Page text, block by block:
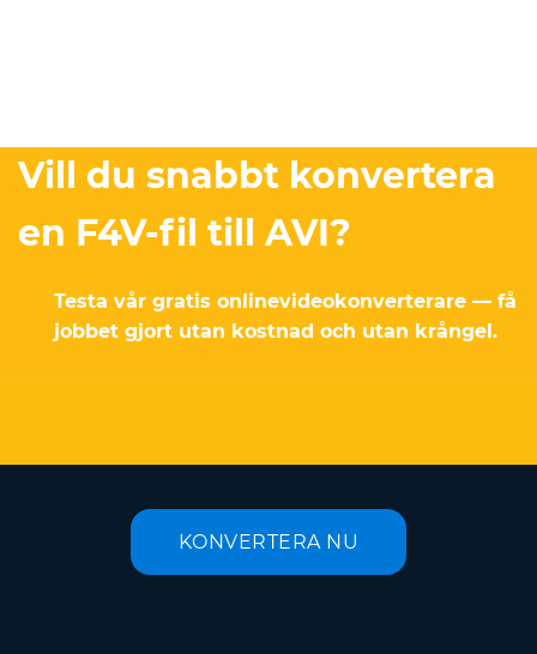
Vill du snabbt konvertera
en F4V-fil till AVI?
Testa vår gratis onlinevideokonverterare — få
jobbet gjort utan kostnad och utan krångel.
KONVERTERA NU